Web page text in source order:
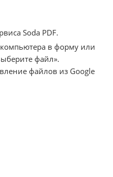
Soda PDF.
в форму или
файл».
файлов из Google